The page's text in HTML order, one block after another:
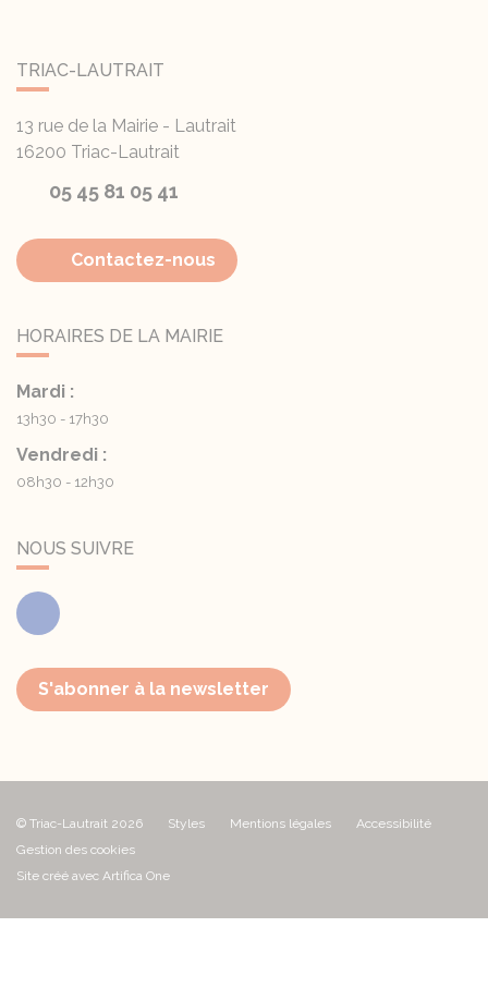
TRIAC-LAUTRAIT
13 rue de la Mairie - Lautrait
16200 Triac-Lautrait
05 45 81 05 41
Contactez-nous
HORAIRES DE LA MAIRIE
Mardi :
13h30 - 17h30
Vendredi :
08h30 - 12h30
NOUS SUIVRE
Facebook
S'abonner à la newsletter
© Triac-Lautrait 2026 Styles Mentions légales
Accessibilité
Gestion des cookies
Site créé avec Artifica One